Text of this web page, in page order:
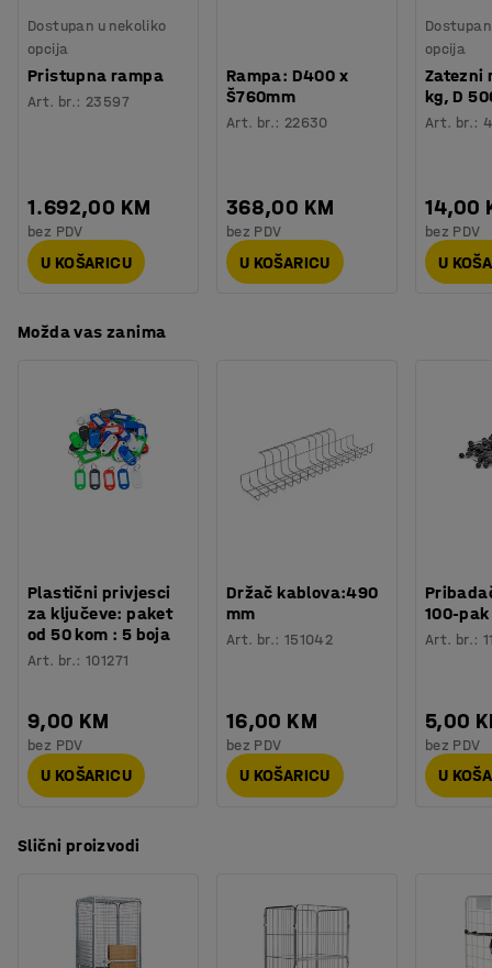
Vrsta kotača: Poliuretan
Potreban broj osoba
Procjena vremena:
Težina : 69 kg
Dostupan u nekoliko
opcija
Pristupna rampa
Art. br.: 23597
1.692,00 KM
bez PDV
U KOŠARICU
Rampa: D400 x
Š760mm
Art. br.: 22630
368,00 KM
bez PDV
U KOŠARICU
opcija
Zatezni
kg, D
Art. br.:
14,00
bez PDV
U
Možda vas zanima
Plastični privjesci
za ključeve: paket
od 50 kom : 5 boja
Art. br.:101271
9,00 KM
bez PDV
U KOŠARICU
Držač kablova:490
mm
Art. br.: 151042
16,00 KM
bez PDV
U KOŠARICU
100-pak
Art. br.:
5,00
bez PDV
U
Slični proizvodi